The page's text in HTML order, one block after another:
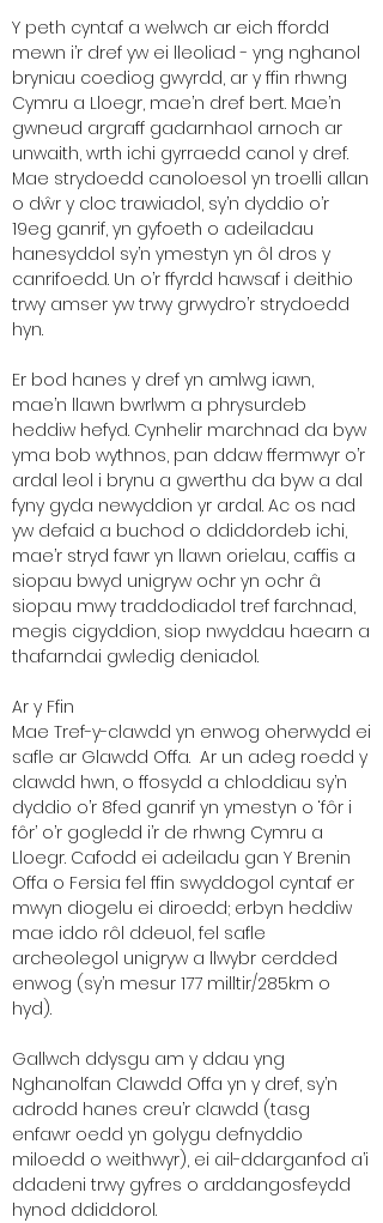
Y peth cyntaf a welwch ar eich ffordd
mewn i’r dref yw ei lleoliad - yng nghanol
bryniau coediog gwyrdd, ar y ffin rhwng
Cymru a Lloegr, mae’n dref bert. Mae’n
gwneud argraff gadarnhaol arnoch ar
unwaith, wrth ichi gyrraedd canol y dref.
Mae strydoedd canoloesol yn troelli allan
o dŵr y cloc trawiadol, sy’n dyddio o’r
19eg ganrif, yn gyfoeth o adeiladau
hanesyddol sy’n ymestyn yn ôl dros y
canrifoedd. Un o’r ffyrdd hawsaf i deithio
trwy amser yw trwy grwydro’r strydoedd
hyn.
Er bod hanes y dref yn amlwg iawn,
mae’n llawn bwrlwm a phrysurdeb
heddiw hefyd. Cynhelir marchnad da byw
yma bob wythnos, pan ddaw ffermwyr o’r
ardal leol i brynu a gwerthu da byw a dal
fyny gyda newyddion yr ardal. Ac os nad
yw defaid a buchod o ddiddordeb ichi,
mae’r stryd fawr yn llawn orielau, caffis a
siopau bwyd unigryw ochr yn ochr â
siopau mwy traddodiadol tref farchnad,
megis cigyddion, siop nwyddau haearn a
thafarndai gwledig deniadol.
Ar y Ffin
Mae Tref-y-clawdd yn enwog oherwydd ei
safle ar Glawdd Offa. Ar un adeg roedd y
clawdd hwn, o ffosydd a chloddiau sy’n
dyddio o’r 8fed ganrif yn ymestyn o ‘fôr i
fôr’ o’r gogledd i’r de rhwng Cymru a
Lloegr. Cafodd ei adeiladu gan Y Brenin
Offa o Fersia fel ffin swyddogol cyntaf er
mwyn diogelu ei diroedd; erbyn heddiw
mae iddo rôl ddeuol, fel safle
archeolegol unigryw a llwybr cerdded
enwog (sy’n mesur 177 milltir/285km o
hyd).
Gallwch ddysgu am y ddau yng
Nghanolfan Clawdd Offa yn y dref, sy’n
adrodd hanes creu’r clawdd (tasg
enfawr oedd yn golygu defnyddio
miloedd o weithwyr), ei ail-ddarganfod a’i
ddadeni trwy gyfres o arddangosfeydd
hynod ddiddorol.